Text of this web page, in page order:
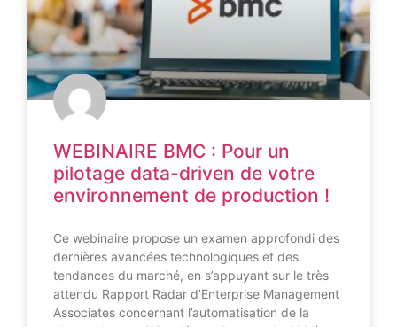
WEBINAIRE BMC : Pour un
pilotage data-driven de votre
environnement de production !
Ce webinaire propose un examen approfondi des
dernières avancées technologiques et des
tendances du marché, en s’appuyant sur le très
attendu Rapport Radar d’Enterprise Management
Associates concernant l’automatisation de la